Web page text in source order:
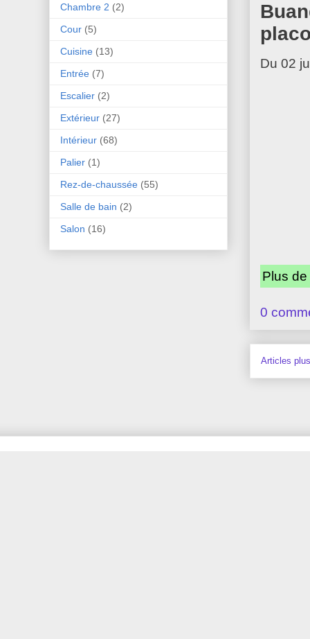
Du 02
Plus
0
Articles
Chambre 2 (2)
Cour (5)
Cuisine (13)
Entrée (7)
Escalier (2)
Extérieur (27)
Intérieur (68)
Palier (1)
Rez-de-chaussée (55)
Salle de bain (2)
Salon (16)